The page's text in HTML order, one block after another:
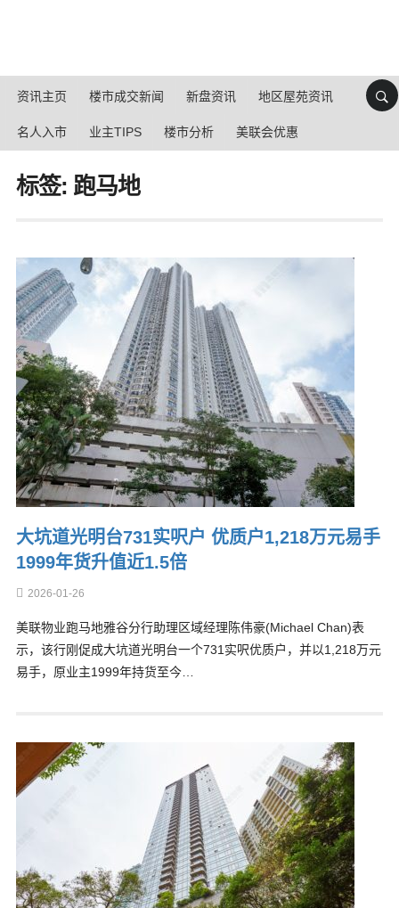
资讯主页 楼市成交新闻 新盘资讯 地区屋苑资讯
名人入市 业主TIPS 楼市分析 美联会优惠
标签: 跑马地
大坑道光明台731实呎户 优质户1,218万元易手
1999年货升值近1.5倍
2026-01-26
美联物业跑马地雅谷分行助理区域经理陈伟豪(Michael Chan)表
示，该行刚促成大坑道光明台一个731实呎优质户，并以1,218万元
易手，原业主1999年持货至今…